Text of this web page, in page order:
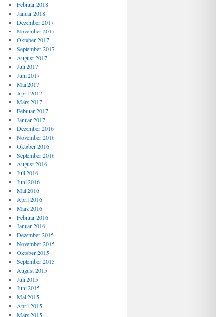
Februar 2018
Januar 2018
Dezember 2017
November 2017
Oktober 2017
September 2017
August 2017
Juli 2017
Juni 2017
Mai 2017
April 2017
März 2017
Februar 2017
Januar 2017
Dezember 2016
November 2016
Oktober 2016
September 2016
August 2016
Juli 2016
Juni 2016
Mai 2016
April 2016
März 2016
Februar 2016
Januar 2016
Dezember 2015
November 2015
Oktober 2015
September 2015
August 2015
Juli 2015
Juni 2015
Mai 2015
April 2015
März 2015